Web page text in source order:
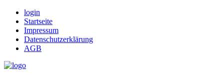
login
Startseite
Impressum
Datenschutzerklärung
AGB